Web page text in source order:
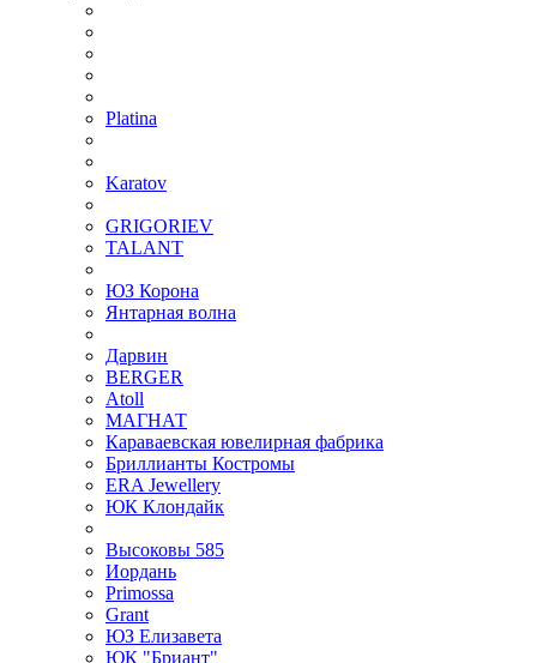
Platina
Karatov
GRIGORIEV
TALANT
ЮЗ Корона
Янтарная волна
Дарвин
BERGER
Atoll
МАГНАТ
Караваевская ювелирная фабрика
Бриллианты Костромы
ERA Jewellery
ЮК Клондайк
Высоковы 585
Иордань
Primossa
Grant
ЮЗ Елизавета
ЮК "Бриант"